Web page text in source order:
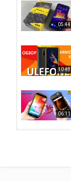
05:44
10:48
06:11